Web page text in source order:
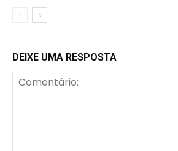
DEIXE UMA RESPOSTA